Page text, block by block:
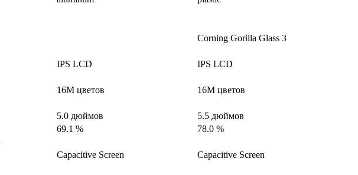
Corning Gorilla Glass 3
IPS LCD
IPS LCD
16M цветов
16M цветов
5.0 дюймов
5.5 дюймов
69.1 %
78.0 %
Capacitive Screen
Capacitive Screen